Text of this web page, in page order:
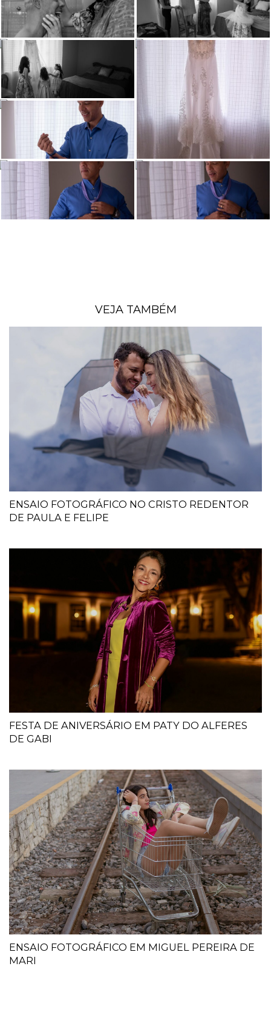
VEJA TAMBÉM
ENSAIO FOTOGRÁFICO NO CRISTO REDENTOR
DE PAULA E FELIPE
FESTA DE ANIVERSÁRIO EM PATY DO ALFERES
DE GABI
ENSAIO FOTOGRÁFICO EM MIGUEL PEREIRA DE
MARI